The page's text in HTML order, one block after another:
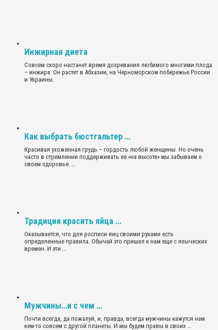
Инжирная диета
Совсем скоро настанет время дозревания любимого многими плода
– инжира. Он растет в Абхазии, на Черноморском побережье России
и Украины.
Как выбрать бюстгальтер …
Красивая ухоженная грудь – гордость любой женщины. Но очень
часто в стремлении поддерживать ее «на высоте» мы забываем о
своем здоровье. …
Традиция красить яйца …
Оказывается, что для росписи яиц своими руками есть
определенные правила. Обычай это пришел к нам еще с языческих
времен. И эти …
Мужчины…и с чем …
Почти всегда, да пожалуй, и, правда, всегда мужчины кажутся нам
кем-то совсем с другой планеты. И мы будем правы в своих …